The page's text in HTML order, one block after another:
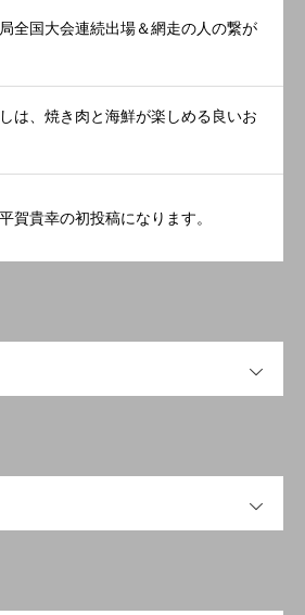
全国大会連続出場＆網走の人の繋が
は、焼き肉と海鮮が楽しめる良いお
賀貴幸の初投稿になります。